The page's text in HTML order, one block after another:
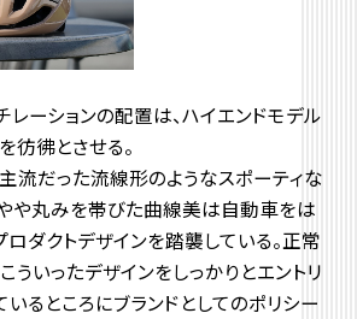
ーションの配置は、ハイエンドモデル
彷彿とさせる。
流だった流線形のようなスポーティな
やや丸みを帯びた曲線美は自動車をは
ダクトデザインを踏襲している。正常
ういったデザインをしっかりとエントリ
るところにブランドとしてのポリシー